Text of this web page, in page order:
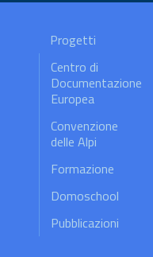
Progetti
Centro di
Documentazione
Europea
Convenzione
delle Alpi
Formazione
Domoschool
Pubblicazioni